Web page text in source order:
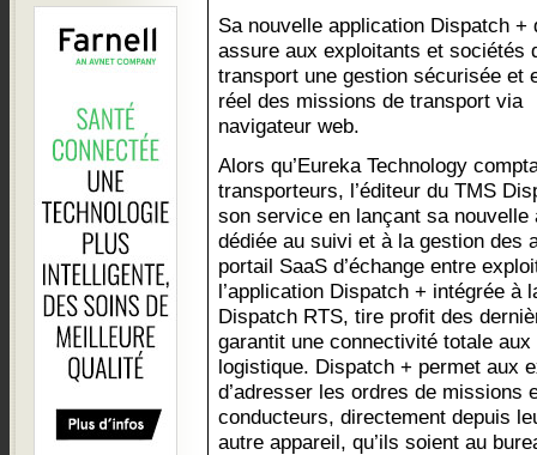
Sa nouvelle application Dispatch +
assure aux exploitants et sociétés
transport une gestion sécurisée et
réel des missions de transport via
navigateur web.
Alors qu’Eureka Technology
transporteurs, l’éditeur du TMS
son service en lançant sa
dédiée au suivi et à la gestion des
portail SaaS d’échange entre
l’application Dispatch + intégrée à
Dispatch RTS, tire profit des
garantit une connectivité totale
logistique. Dispatch + permet aux
d’adresser les ordres de missions
conducteurs, directement depuis
autre appareil, qu’ils soient au